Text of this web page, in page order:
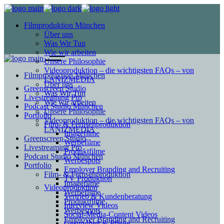
Filmproduktion München
Über uns
Was Wir Tun
Wie wir arbeiten
Unsere Philosophie
Videoproduktion – die wichtigsten FAQs – von
LANIZMEDIA
Greenscreen Studio
Livestreaming Pro
Podcast Studio München
Portfolio
Film- & Fernsehproduktion
Imagefilme
Werbefilme
Produktfilme
Werbespots
Employer Branding and Recruiting
TV Produktion
Videoproduktion
Vertrieb & Kundenberatung
Interview Videos
Social-Media-Content Videos
Filmproduktion München
Über uns
Was Wir Tun
Wie wir arbeiten
Unsere Philosophie
Videoproduktion – die wichtigsten FAQs – von
LANIZMEDIA
Greenscreen Studio
Livestreaming Pro
Podcast Studio München
Portfolio
Film- & Fernsehproduktion
Imagefilme
Werbefilme
Produktfilme
Werbespots
Employer Branding and Recruiting